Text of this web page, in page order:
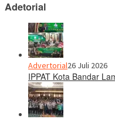
Adetorial
Advertorial26 Juli 2026
IPPAT Kota Bandar